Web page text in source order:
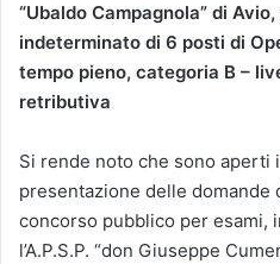
“Ubaldo Campagnola” di
indeterminato di 6 posti di
tempo pieno, categoria B –
retributiva
Si rende noto che sono aperti
presentazione delle domande
concorso pubblico per esami,
l’A.P.S.P. “don Giuseppe